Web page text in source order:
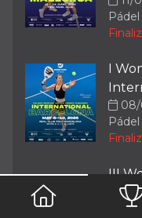
I
08/
III
en